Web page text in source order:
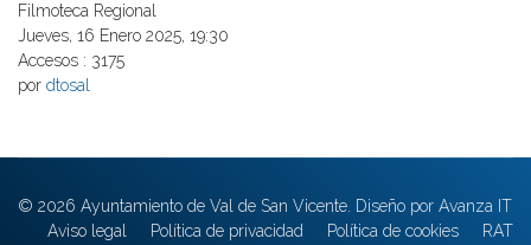
Filmoteca Regional
Jueves, 16 Enero 2025, 19:30
Accesos : 3175
por dtosal
© 2026 Ayuntamiento de Val de San Vicente. Diseño por Avanza IT
Aviso legal
Política de privacidad Política de cookies
RAT